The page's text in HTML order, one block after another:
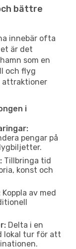
bättre
innebär ofta
är det
som en
och flyg
attraktioner
i
pengar på
Tillbringa tid
konst och
Koppla av med
Delta i en
lokal tur för att